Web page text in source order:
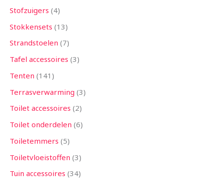
Stofzuigers 4
Stokkensets 13
Strandstoelen 7
Tafel accessoires 3
Tenten 141
Terrasverwarming 3
Toilet accessoires 2
Toilet onderdelen 6
Toiletemmers 5
Toiletvloeistoffen 3
Tuin accessoires 34